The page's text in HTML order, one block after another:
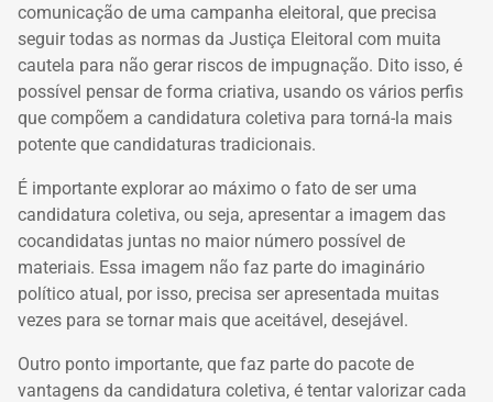
comunicação de uma campanha eleitoral, que precisa
seguir todas as normas da Justiça Eleitoral com muita
cautela para não gerar riscos de impugnação. Dito isso, é
possível pensar de forma criativa, usando os vários perfis
que compõem a candidatura coletiva para torná-la mais
potente que candidaturas tradicionais.
É importante explorar ao máximo o fato de ser uma
candidatura coletiva, ou seja, apresentar a imagem das
cocandidatas juntas no maior número possível de
materiais. Essa imagem não faz parte do imaginário
político atual, por isso, precisa ser apresentada muitas
vezes para se tornar mais que aceitável, desejável.
Outro ponto importante, que faz parte do pacote de
vantagens da candidatura coletiva, é tentar valorizar cada